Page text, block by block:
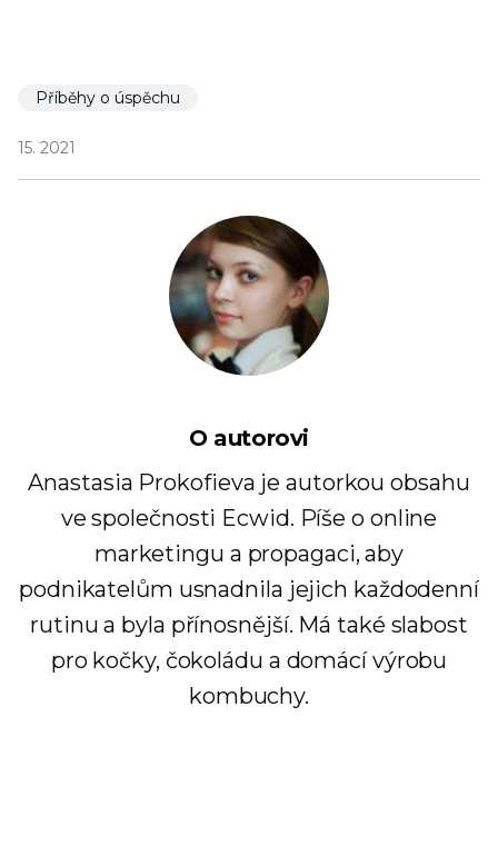
Příběhy o úspěchu
15. 2021
O autorovi
Anastasia Prokofieva je autorkou obsahu
ve společnosti Ecwid. Píše o online
marketingu a propagaci, aby
podnikatelům usnadnila jejich každodenní
rutinu a byla přínosnější. Má také slabost
pro kočky, čokoládu a domácí výrobu
kombuchy.